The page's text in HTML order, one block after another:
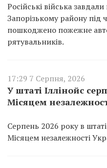
Російські війська
Запорізькому району під
пошкоджено пожежне
рятувальників.
17:29 7 Серпня, 2026
У штаті Іллінойс
Місяцем
Серпень 2026 року в
Місяцем незалежності